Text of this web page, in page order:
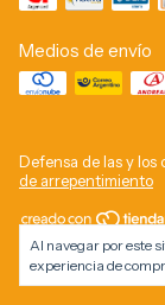
Al navegar por este
experiencia de
Medios de envío
Defensa de las y los
de arrepentimiento
Copyright